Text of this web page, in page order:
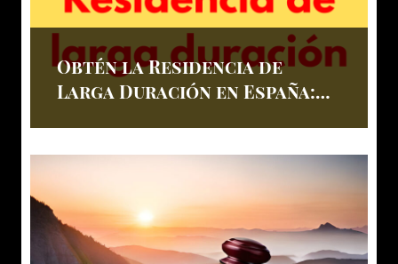
Obtén la Residencia de
Larga Duración en España: